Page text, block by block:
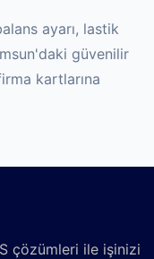
ayarı, lastik
'daki güvenilir
kartlarına
çözümleri ile işinizi